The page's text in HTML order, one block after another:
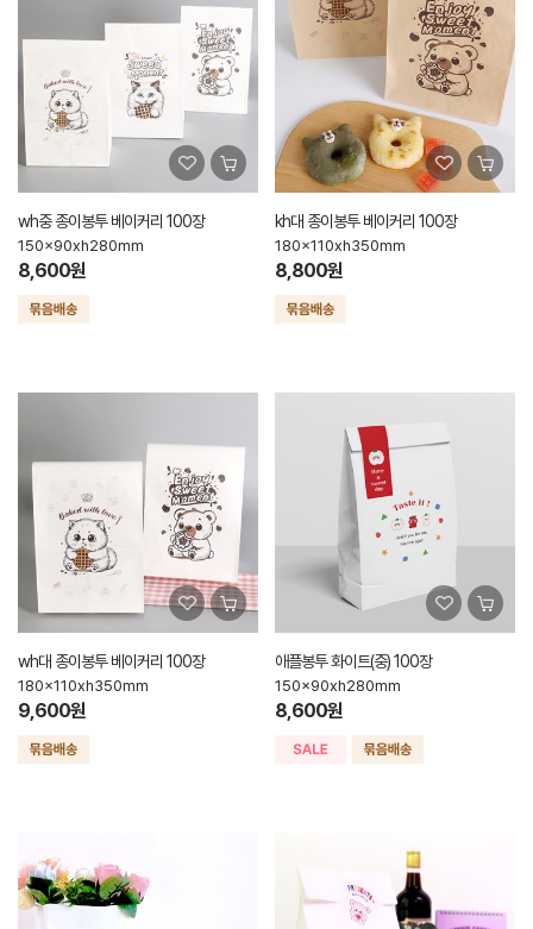
wh중 종이봉투 베이커리 100장
150x90xh280mm
8,600원
kh대 종이봉투 베이커리 100장
180x110xh350mm
8,800원
wh대 종이봉투 베이커리 100장
180x110xh350mm
9,600원
애플봉투 화이트(중) 100장
150x90xh280mm
8,600원